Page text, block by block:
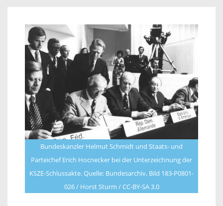
Bundeskanzler Helmut Schmidt und Staats- und
Parteichef Erich Hocnecker bei der Unterzeichnung der
KSZE-Schlussakte. Quelle: Bundesarchiv, Bild 183-P0801-
026 / Horst Sturm / CC-BY-SA 3.0